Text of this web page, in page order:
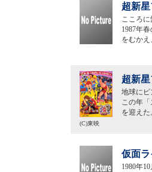
超新
こころに
1987年
をむか
超新
地球にピ
この年
を迎えた
(C)東映
仮面ラ
1980年